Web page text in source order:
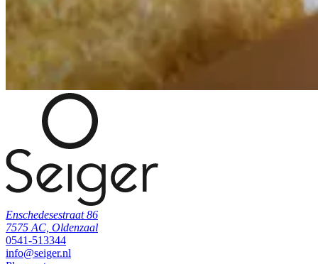
Enschedesestraat 86
7575 AC, Oldenzaal
0541-513344
info@seiger.nl